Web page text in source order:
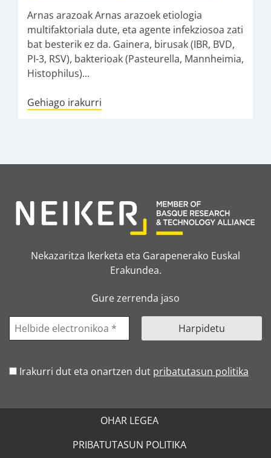
Arnas arazoak Arnas arazoek etiologia
multifaktoriala dute, eta agente infekziosoa zati
bat besterik ez da. Gainera, birusak (IBR, BVD,
PI-3, RSV), bakterioak (Pasteurella, Mannheimia,
Histophilus)...
Gehiago irakurri
Nekazaritza Ikerketa eta Garapenerako Euskal
Erakundea.
Gure zerrenda jaso
Irakurri dut eta onartzen dut pribatutasun politika
OHAR LEGEA
PRIBATUTASUN POLITIKA